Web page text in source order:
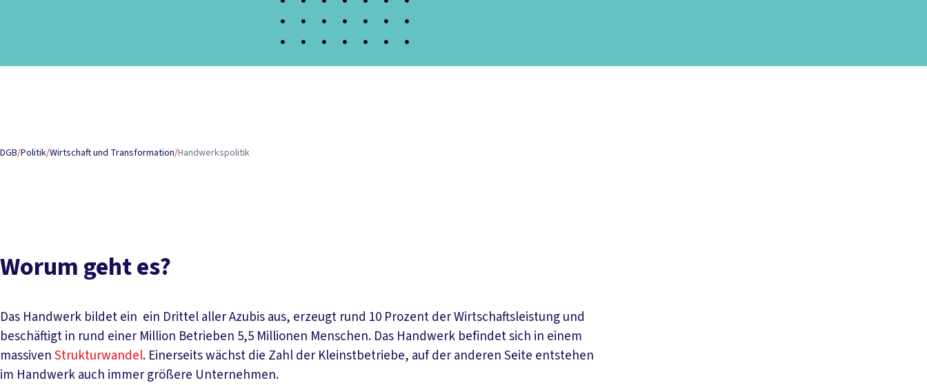
DGB/Politik/Wirtschaft und Transformation/Handwerkspolitik
Worum geht es?
Das Handwerk bildet ein ein Drittel aller Azubis aus, erzeugt rund 10 Prozent der Wirtschaftsleistung und
beschäftigt in rund einer Million Betrieben 5,5 Millionen Menschen. Das Handwerk befindet sich in einem
massivenStrukturwandel. Einerseits wächst die Zahl der Kleinstbetriebe, auf der anderen Seite entstehen
im Handwerk auch immer größere Unternehmen.